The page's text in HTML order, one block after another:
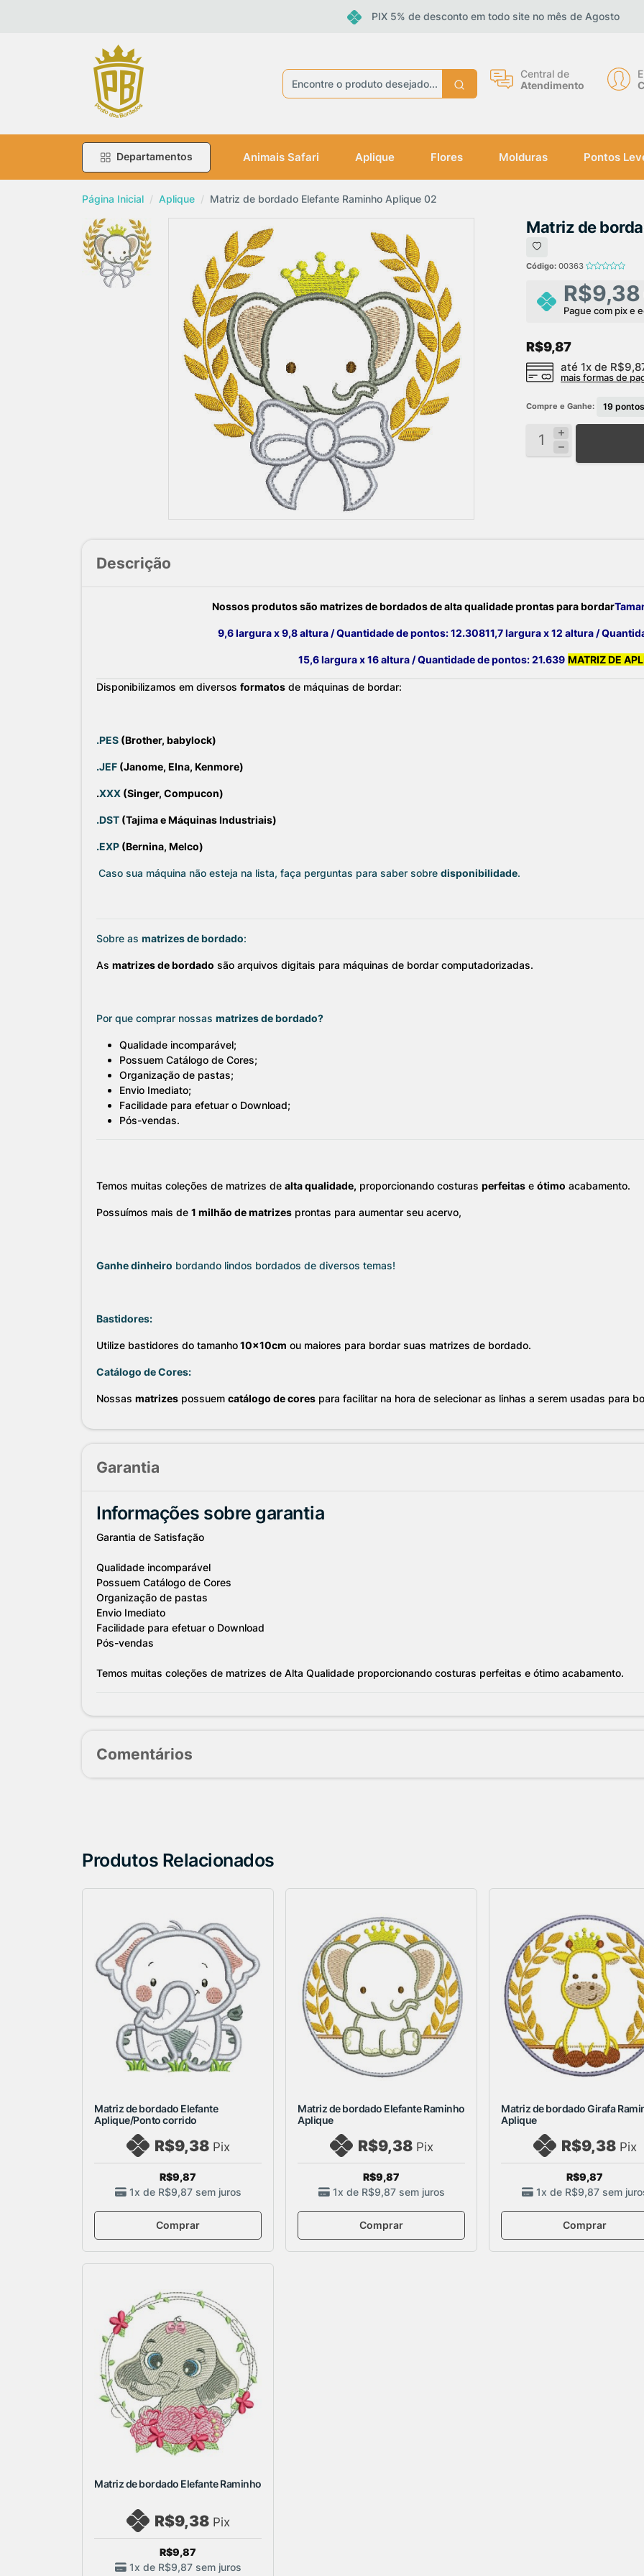
PIX 5% de desconto em todo site no mês de Agosto
Central de
Atendimento
Departamentos Animais Safari Aplique Flores Molduras Pontos
Página Inicial Aplique Matriz de bordado Elefante Raminho Aplique 02
Matriz de
Código: 00363
R$9,38
Pague com pix e
R$9,87
até 1x de
mais formas de
Compre e Ganhe: 19
Descrição
Nossos produtos são matrizes de bordados de alta qualidade prontas para bordar
9,6 largura x 9,8 altura / Quantidade de pontos: 12.30811,7 largura x 12 altura /
15,6 largura x 16 altura / Quantidade de pontos: 21.639 MATRIZ DE
Disponibilizamos em diversos formatos de máquinas de bordar:
.PES (Brother, babylock)
.JEF (Janome, Elna, Kenmore)
.XXX (Singer, Compucon)
.DST (Tajima e Máquinas Industriais)
.EXP (Bernina, Melco)
Caso sua máquina não esteja na lista, faça perguntas para saber sobre disponibilidade.
Sobre as matrizes de bordado:
As matrizes de bordado são arquivos digitais para máquinas de bordar computadorizadas.
Por que comprar nossas matrizes de bordado?
Qualidade incomparável;
Possuem Catálogo de Cores;
Organização de pastas;
Envio Imediato;
Facilidade para efetuar o Download;
Pós-vendas.
Temos muitas coleções de matrizes de alta qualidade, proporcionando costuras perfeitas e ótimo acabamento.
Possuímos mais de 1 milhão de matrizes prontas para aumentar seu acervo,
Ganhe dinheiro bordando lindos bordados de diversos temas!
Bastidores:
Utilize bastidores do tamanho10x10cm ou maiores para bordar suas matrizes de bordado.
Catálogo de Cores:
Nossas matrizes possuem catálogo de cores para facilitar na hora de selecionar as linhas a serem usadas para
Garantia
Informações sobre garantia
Garantia de Satisfação
Qualidade incomparável
Possuem Catálogo de Cores
Organização de pastas
Envio Imediato
Facilidade para efetuar o Download
Pós-vendas
Temos muitas coleções de matrizes de Alta Qualidade proporcionando costuras perfeitas e ótimo acabamento.
Comentários
Produtos Relacionados
Matriz de bordado Elefante
Aplique/Ponto corrido
R$9,38 Pix
R$9,87
1x de R$9,87 sem juros
Comprar
Matriz de bordado Elefante Raminho
Aplique
R$9,38 Pix
R$9,87
1x de R$9,87 sem juros
Comprar
Matriz de bordado Girafa
Aplique
R$9,38 Pix
R$9,87
1x de R$9,87 sem
Comprar
Matriz de bordado Elefante Raminho
R$9,38 Pix
R$9,87
1x de R$9,87 sem juros
Não gosto de promoções! Enviar